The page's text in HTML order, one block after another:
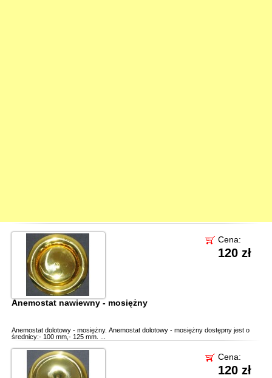
Anemostat nawiewny - mosiężny
Anemostat dolotowy - mosiężny. Anemostat dolotowy - mosiężny dostępny jest o
średnicy:- 100 mm,- 125 mm. ...
Cena:
120 zł
Cena:
120 zł